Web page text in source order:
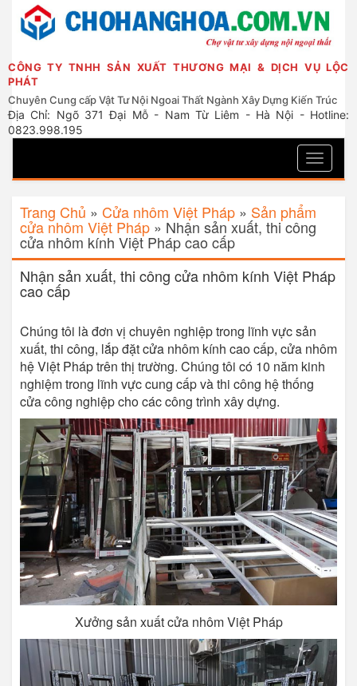
CÔNG TY TNHH SẢN XUẤT THƯƠNG MẠI & DỊCH VỤ LỘC
PHÁT
Chuyên Cung cấp Vật Tư Nội Ngoai Thất Ngành Xây Dựng Kiến Trúc
Địa Chỉ: Ngõ 371 Đại Mỗ - Nam Từ Liêm - Hà Nội - Hotline:
0823.998.195
Toggle
Trang Chủ » Cửa nhôm Việt Pháp » Sản phẩm
cửa nhôm Việt Pháp » Nhận sản xuất, thi công
cửa nhôm kính Việt Pháp cao cấp
Nhận sản xuất, thi công cửa nhôm kính Việt Pháp
cao cấp
Chúng tôi là đơn vị chuyên nghiệp trong lĩnh vực sản
xuất, thi công, lắp đặt cửa nhôm kính cao cấp, cửa nhôm
hệ Việt Pháp trên thị trường. Chúng tôi có 10 năm kinh
nghiệm trong lĩnh vực cung cấp và thi công hệ thống
cửa công nghiệp cho các công trình xây dựng.
Xưởng sản xuất cửa nhôm Việt Pháp